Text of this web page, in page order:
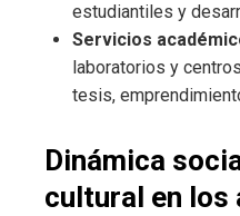
estudiantiles y
Servicios
laboratorios y
tesis,
Dinámica
cultural en los